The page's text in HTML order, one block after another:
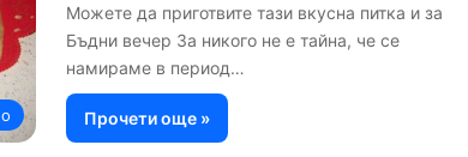
Можете да приготвите тази вкусна питка и за
Бъдни вечер За никого не е тайна, че се
намираме в период…
Прочети още »